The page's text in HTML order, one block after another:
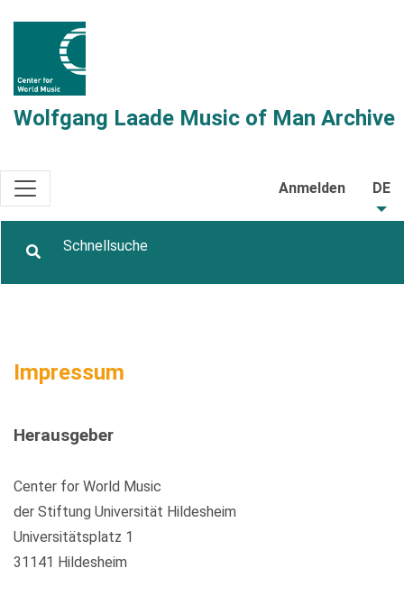
Wolfgang Laade Music of Man Archive
Anmelden DE
Impressum
Herausgeber
Center for World Music
der Stiftung Universität Hildesheim
Universitätsplatz 1
31141 Hildesheim